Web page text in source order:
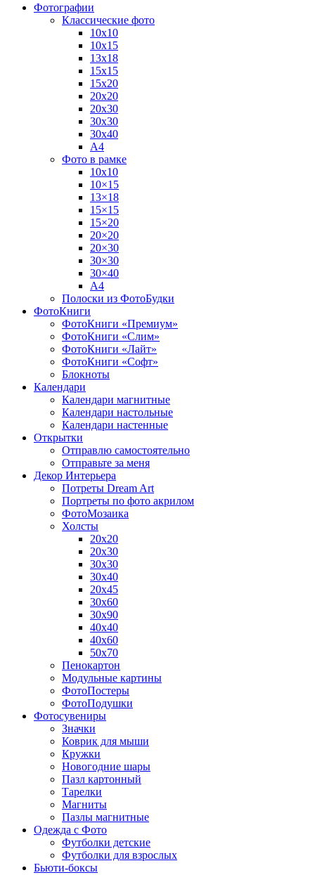
Фотографии
Классические фото
10х10
10х15
13х18
15х15
15х20
20х20
20х30
30х30
30х40
А4
Фото в рамке
10х10
10×15
13×18
15×15
15×20
20×20
20×30
30×30
30×40
A4
Полоски из ФотоБудки
ФотоКниги
ФотоКниги «Премиум»
ФотоКниги «Слим»
ФотоКниги «Лайт»
ФотоКниги «Софт»
Блокноты
Календари
Календари магнитные
Календари настольные
Календари настенные
Открытки
Отправлю самостоятельно
Отправьте за меня
Декор Интерьера
Потреты Dream Art
Портреты по фото акрилом
ФотоМозаика
Холсты
20х20
20х30
30х30
30х40
20х45
30х60
30х90
40х40
40х60
50х70
Пенокартон
Модульные картины
ФотоПостеры
ФотоПодушки
Фотоcувениры
Значки
Коврик для мыши
Кружки
Новогодние шары
Пазл картонный
Тарелки
Магниты
Пазлы магнитные
Одежда с Фото
Футболки детские
Футболки для взрослых
Бьюти-боксы